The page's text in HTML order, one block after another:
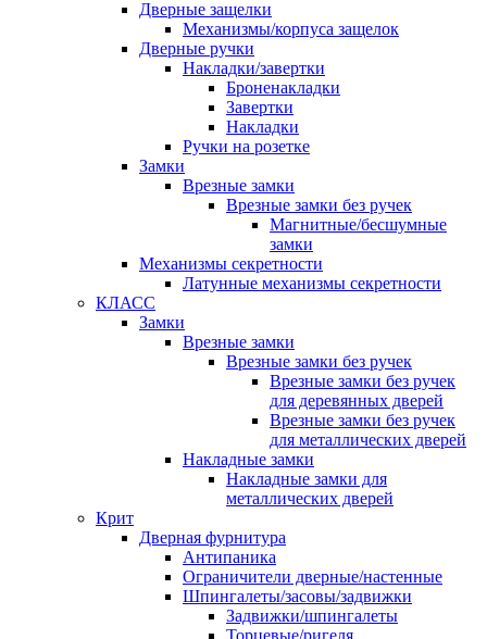
Дверные защелки
Механизмы/корпуса защелок
Дверные ручки
Накладки/завертки
Броненакладки
Завертки
Накладки
Ручки на розетке
Замки
Врезные замки
Врезные замки без ручек
Магнитные/бесшумные
замки
Механизмы секретности
Латунные механизмы секретности
КЛАСС
Замки
Врезные замки
Врезные замки без ручек
Врезные замки без ручек
для деревянных дверей
Врезные замки без ручек
для металлических дверей
Накладные замки
Накладные замки для
металлических дверей
Крит
Дверная фурнитура
Антипаника
Ограничители дверные/настенные
Шпингалеты/засовы/задвижки
Задвижки/шпингалеты